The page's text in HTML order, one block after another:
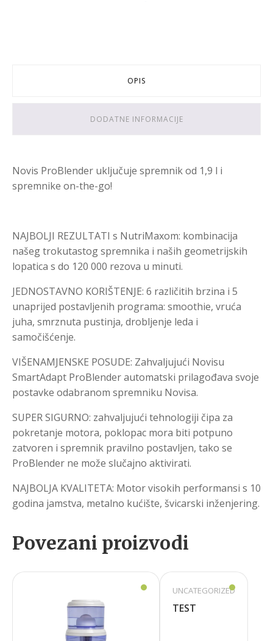
OPIS
DODATNE INFORMACIJE
Novis ProBlender uključuje spremnik od 1,9 l i
spremnike on-the-go!
NAJBOLJI REZULTATI s NutriMaxom: kombinacija
našeg trokutastog spremnika i naših geometrijskih
lopatica s do 120 000 rezova u minuti.
JEDNOSTAVNO KORIŠTENJE: 6 različitih brzina i 5
unaprijed postavljenih programa: smoothie, vruća
juha, smrznuta pustinja, drobljenje leda i
samočišćenje.
VIŠENAMJENSKE POSUDE: Zahvaljujući Novisu
SmartAdapt ProBlender automatski prilagođava svoje
postavke odabranom spremniku Novisa.
SUPER SIGURNO: zahvaljujući tehnologiji čipa za
pokretanje motora, poklopac mora biti potpuno
zatvoren i spremnik pravilno postavljen, tako se
ProBlender ne može slučajno aktivirati.
NAJBOLJA KVALITETA: Motor visokih performansi s 10
godina jamstva, metalno kućište, švicarski inženjering.
Povezani proizvodi
UNCATEGORIZED
TEST